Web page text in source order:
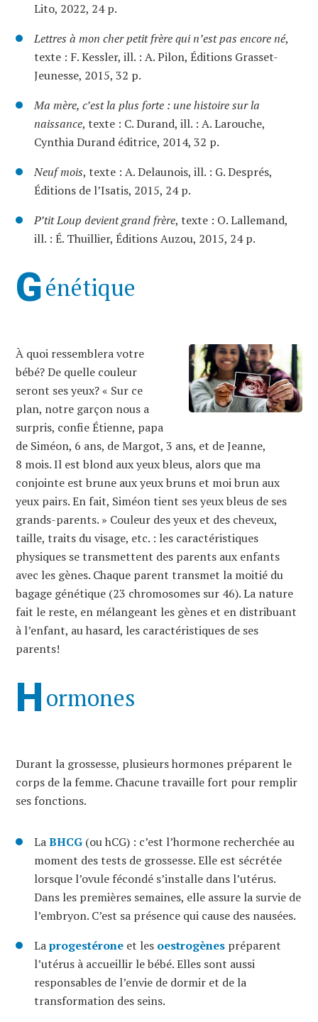
Lito, 2022, 24 p.
Lettres à mon cher petit frère qui n’est pas encore né,
texte : F. Kessler, ill. : A. Pilon, Éditions Grasset-
Jeunesse, 2015, 32 p.
Ma mère, c’est la plus forte : une histoire sur la
naissance, texte : C. Durand, ill. : A. Larouche,
Cynthia Durand éditrice, 2014, 32 p.
Neuf mois, texte : A. Delaunois, ill. : G. Després,
Éditions de l’Isatis, 2015, 24 p.
P’tit Loup devient grand frère, texte : O. Lallemand,
ill. : É. Thuillier, Éditions Auzou, 2015, 24 p.
Génétique
À quoi ressemblera votre
bébé? De quelle couleur
seront ses yeux? « Sur ce
plan, notre garçon nous a
surpris, confie Étienne, papa
de Siméon, 6 ans, de Margot, 3 ans, et de Jeanne,
8 mois. Il est blond aux yeux bleus, alors que ma
conjointe est brune aux yeux bruns et moi brun aux
yeux pairs. En fait, Siméon tient ses yeux bleus de ses
grands-parents. » Couleur des yeux et des cheveux,
taille, traits du visage, etc. : les caractéristiques
physiques se transmettent des parents aux enfants
avec les gènes. Chaque parent transmet la moitié du
bagage génétique (23 chromosomes sur 46). La nature
fait le reste, en mélangeant les gènes et en distribuant
à l’enfant, au hasard, les caractéristiques de ses
parents!
Hormones
Durant la grossesse, plusieurs hormones préparent le
corps de la femme. Chacune travaille fort pour remplir
ses fonctions.
LaBHCG (ou hCG) : c’est l’hormone recherchée au
moment des tests de grossesse. Elle est sécrétée
lorsque l’ovule fécondé s’installe dans l’utérus.
Dans les premières semaines, elle assure la survie de
l’embryon. C’est sa présence qui cause des nausées.
Laprogestérone et les oestrogènes préparent
l’utérus à accueillir le bébé. Elles sont aussi
responsables de l’envie de dormir et de la
transformation des seins.